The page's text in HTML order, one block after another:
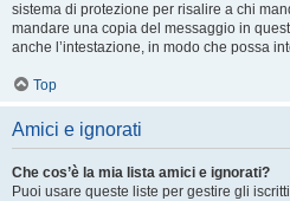
sistema di protezione per risalire a chi
mandare una copia del messaggio in
anche l’intestazione, in modo che possa
Top
Amici e ignorati
Che cos’è la mia lista amici e ignorati?
Puoi usare queste liste per gestire gli